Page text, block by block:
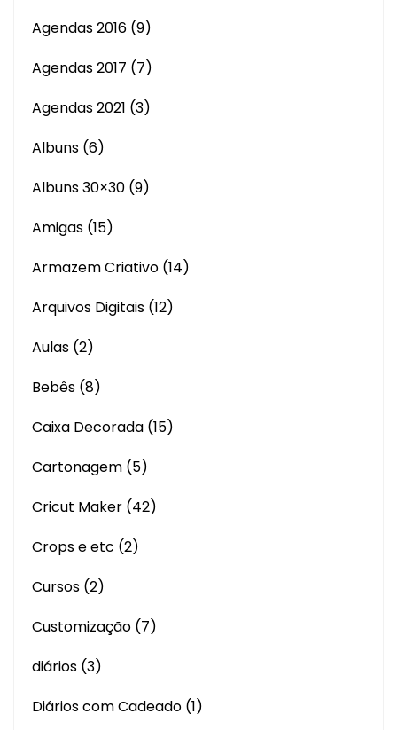
Agendas 2016 (9)
Agendas 2017 (7)
Agendas 2021 (3)
Albuns (6)
Albuns 30×30 (9)
Amigas (15)
Armazem Criativo (14)
Arquivos Digitais (12)
Aulas (2)
Bebês (8)
Caixa Decorada (15)
Cartonagem (5)
Cricut Maker (42)
Crops e etc (2)
Cursos (2)
Customização (7)
diários (3)
Diários com Cadeado (1)